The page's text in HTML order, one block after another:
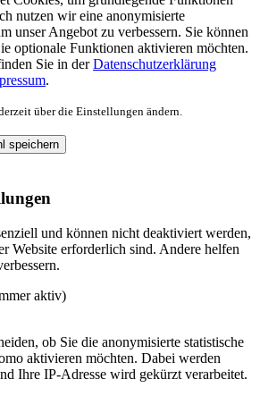
nutzen wir eine anonymisierte
unser Angebot zu verbessern. Sie können
optionale Funktionen aktivieren möchten.
Sie in derDatenschutzerklärung
.
über die Einstellungen ändern.
speichern
und können nicht deaktiviert werden,
Website erforderlich sind. Andere helfen
aktiv)
ob Sie die anonymisierte statistische
aktivieren möchten. Dabei werden
Ihre IP-Adresse wird gekürzt verarbeitet.